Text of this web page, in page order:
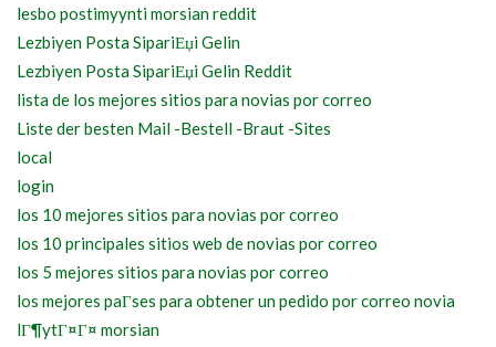
lesbo postimyynti morsian reddit
Lezbiyen Posta SipariЕџi Gelin
Lezbiyen Posta SipariЕџi Gelin Reddit
lista de los mejores sitios para novias por correo
Liste der besten Mail -Bestell -Braut -Sites
local
login
los 10 mejores sitios para novias por correo
los 10 principales sitios web de novias por correo
los 5 mejores sitios para novias por correo
los mejores paГ­ses para obtener un pedido por correo novia
lГ¶ytГ¤Г¤ morsian